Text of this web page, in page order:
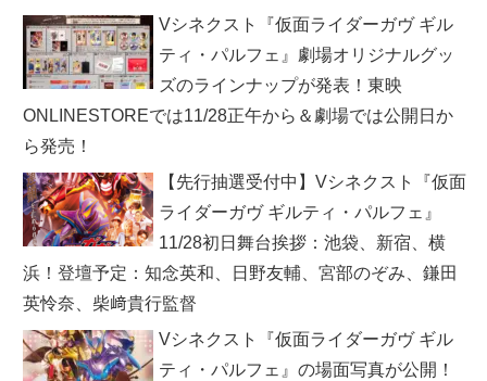
Vシネクスト『仮面ライダーガヴ ギル
ティ・パルフェ』劇場オリジナルグッ
ズのラインナップが発表！東映
ONLINESTOREでは11/28正午から＆劇場では公開日か
ら発売！
【先行抽選受付中】Vシネクスト『仮面
ライダーガヴ ギルティ・パルフェ』
11/28初日舞台挨拶：池袋、新宿、横
浜！登壇予定：知念英和、日野友輔、宮部のぞみ、鎌田
英怜奈、柴﨑貴行監督
Vシネクスト『仮面ライダーガヴ ギル
ティ・パルフェ』の場面写真が公開！